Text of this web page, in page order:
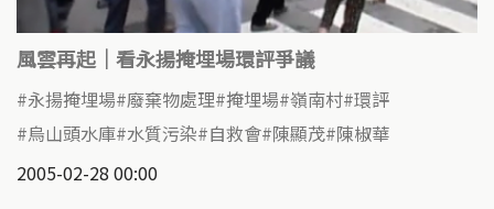
風雲再起｜看永揚掩埋場環評爭議
永揚掩埋場 廢棄物處理 掩埋場 嶺南村 環評
烏山頭水庫 水質污染 自救會 陳顯茂 陳椒華
2005-02-28 00:00